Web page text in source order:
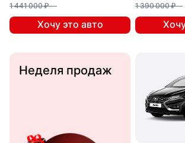
1 441 000 ₽
Хочу это авто
1 390 000 ₽
Неделя продаж